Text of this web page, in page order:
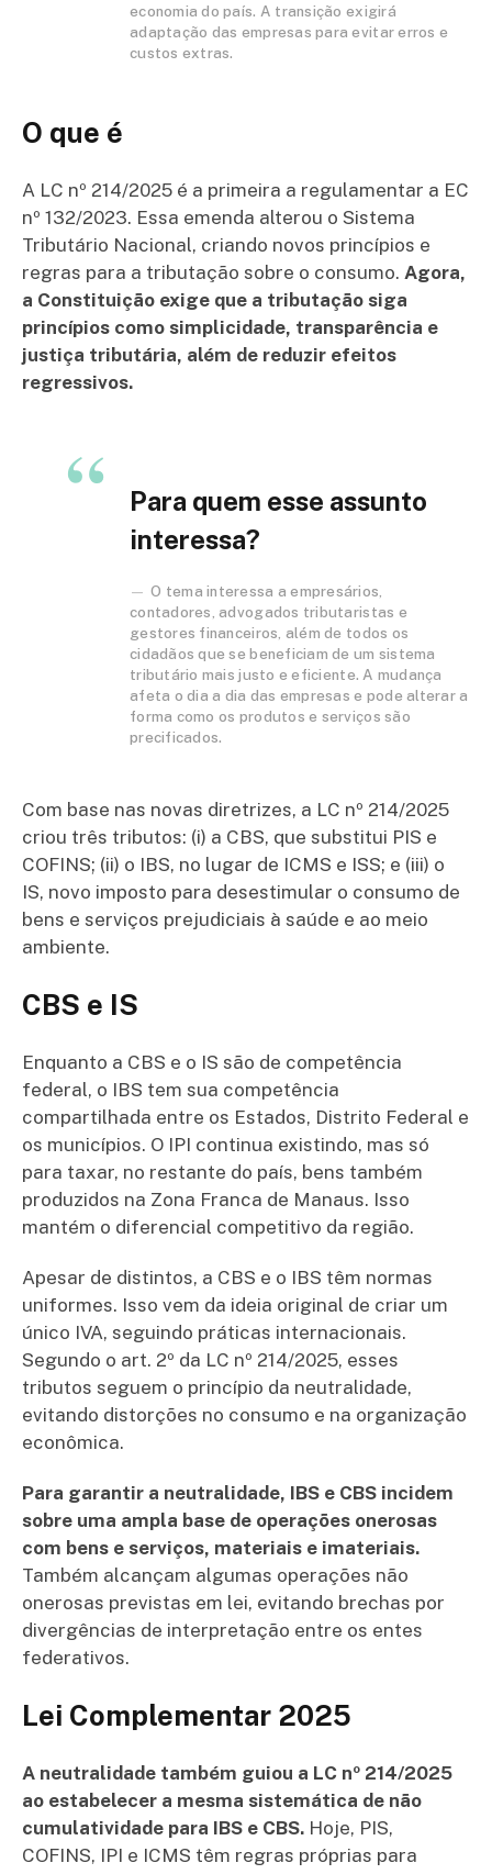
economia do país. A transição exigirá
adaptação das empresas para evitar erros e
custos extras.
O que é
A LC nº 214/2025 é a primeira a regulamentar a EC
nº 132/2023. Essa emenda alterou o Sistema
Tributário Nacional, criando novos princípios e
regras para a tributação sobre o consumo. Agora,
a Constituição exige que a tributação siga
princípios como simplicidade, transparência e
justiça tributária, além de reduzir efeitos
regressivos.
Para quem esse assunto
interessa?
O tema interessa a empresários,
contadores, advogados tributaristas e
gestores financeiros, além de todos os
cidadãos que se beneficiam de um sistema
tributário mais justo e eficiente. A mudança
afeta o dia a dia das empresas e pode alterar a
forma como os produtos e serviços são
precificados.
Com base nas novas diretrizes, a LC nº 214/2025
criou três tributos: (i) a CBS, que substitui PIS e
COFINS; (ii) o IBS, no lugar de ICMS e ISS; e (iii) o
IS, novo imposto para desestimular o consumo de
bens e serviços prejudiciais à saúde e ao meio
ambiente.
CBS e IS
Enquanto a CBS e o IS são de competência
federal, o IBS tem sua competência
compartilhada entre os Estados, Distrito Federal e
os municípios. O IPI continua existindo, mas só
para taxar, no restante do país, bens também
produzidos na Zona Franca de Manaus. Isso
mantém o diferencial competitivo da região.
Apesar de distintos, a CBS e o IBS têm normas
uniformes. Isso vem da ideia original de criar um
único IVA, seguindo práticas internacionais.
Segundo o art. 2º da LC nº 214/2025, esses
tributos seguem o princípio da neutralidade,
evitando distorções no consumo e na organização
econômica.
Para garantir a neutralidade, IBS e CBS incidem
sobre uma ampla base de operações onerosas
com bens e serviços, materiais e imateriais.
Também alcançam algumas operações não
onerosas previstas em lei, evitando brechas por
divergências de interpretação entre os entes
federativos.
Lei Complementar 2025
A neutralidade também guiou a LC nº 214/2025
ao estabelecer a mesma sistemática de não
cumulatividade para IBS e CBS. Hoje, PIS,
COFINS, IPI e ICMS têm regras próprias para